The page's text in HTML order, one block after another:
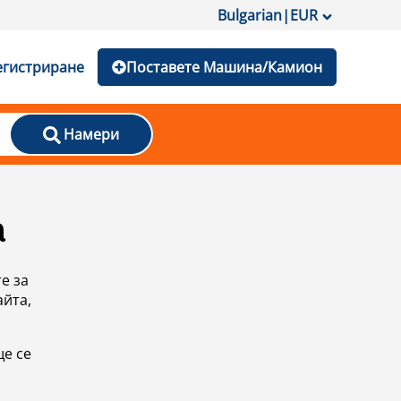
Bulgarian|EUR
Поставете Машина/Камион
Намери
за
се